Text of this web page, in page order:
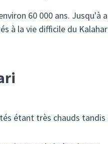
60 000 ans. Jusqu'à
à la vie difficile du
étant très chauds